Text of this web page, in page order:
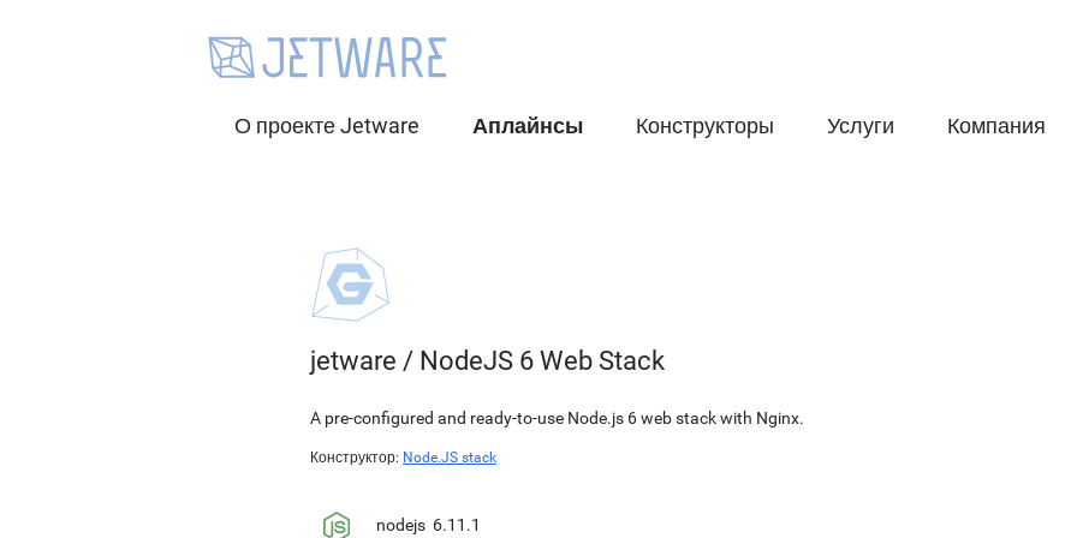
О проекте Jetware Аплайнсы Конструкторы Услуги Компания
jetware / NodeJS 6 Web Stack
A pre-configured and ready-to-use Node.js 6 web stack with Nginx.
Конструктор: Node.JS stack
nodejs 6.11.1